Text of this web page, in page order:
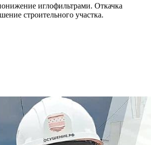
иглофильтрами. Откачка
строительного участка.